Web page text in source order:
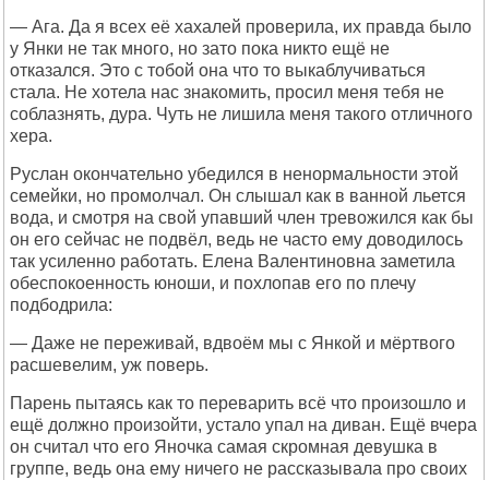
— Ага. Да я всех её хахалей проверила, их правда было
у Янки не так много, но зато пока никто ещё не
отказался. Это с тобой она что то выкаблучиваться
стала. Не хотела нас знакомить, просил меня тебя не
соблазнять, дура. Чуть не лишила меня такого отличного
хера.
Руслан окончательно убедился в ненормальности этой
семейки, но промолчал. Он слышал как в ванной льется
вода, и смотря на свой упавший член тревожился как бы
он его сейчас не подвёл, ведь не часто ему доводилось
так усиленно работать. Елена Валентиновна заметила
обеспокоенность юноши, и похлопав его по плечу
подбодрила:
— Даже не переживай, вдвоём мы с Янкой и мёртвого
расшевелим, уж поверь.
Парень пытаясь как то переварить всё что произошло и
ещё должно произойти, устало упал на диван. Ещё вчера
он считал что его Яночка самая скромная девушка в
группе, ведь она ему ничего не рассказывала про своих